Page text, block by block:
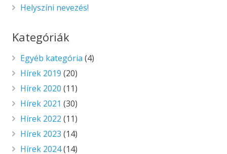
Helyszíni nevezés!
Kategóriák
Egyéb kategória (4)
Hírek 2019 (20)
Hírek 2020 (11)
Hírek 2021 (30)
Hírek 2022 (11)
Hírek 2023 (14)
Hírek 2024(14)